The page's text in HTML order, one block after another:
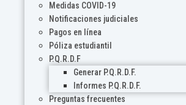
Medidas COVID-19
Notificaciones judiciales
Pagos en línea
Póliza estudiantil
P.Q.R.D.F
Generar P.Q.R.D.F.
Informes P.Q.R.D.F.
Preguntas frecuentes